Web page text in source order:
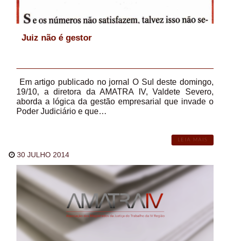
Juiz não é gestor
Em artigo publicado no jornal O Sul deste domingo,
19/10, a diretora da AMATRA IV, Valdete Severo,
aborda a lógica da gestão empresarial que invade o
Poder Judiciário e que…
LEIA MAIS
30 JULHO 2014